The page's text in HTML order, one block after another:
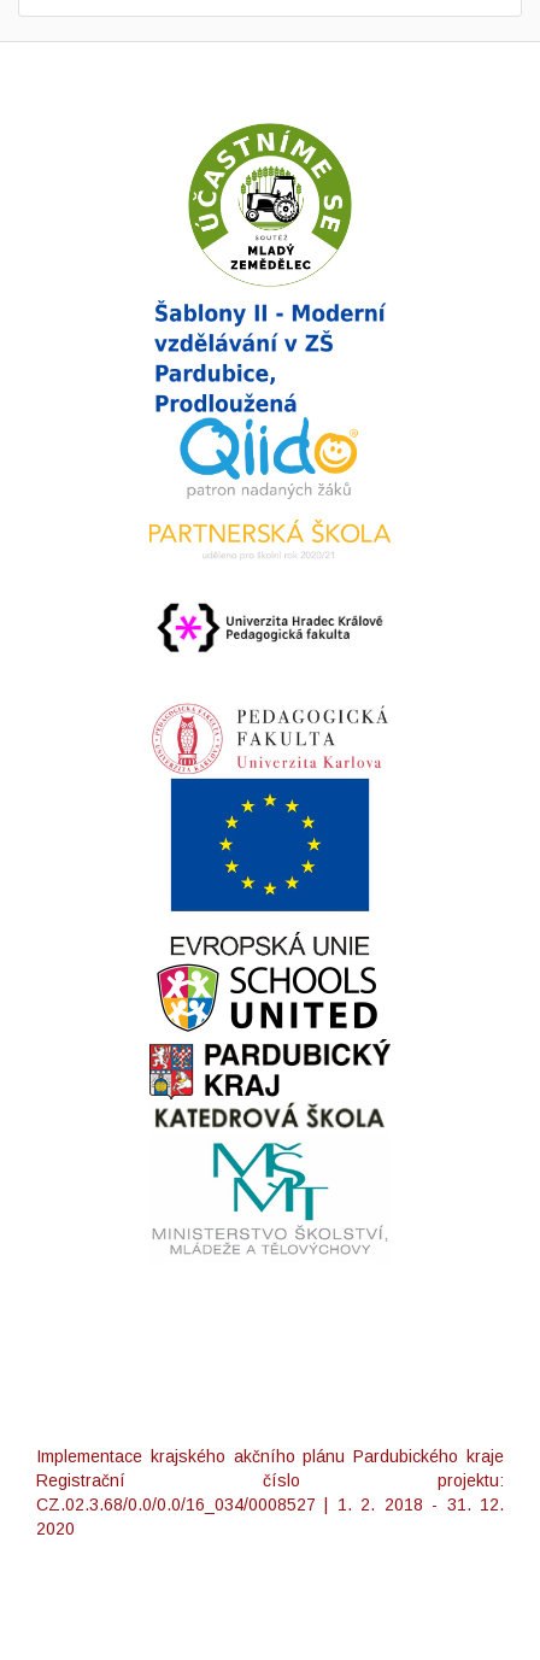
Implementace krajského akčního plánu Pardubického kraje
Registrační číslo projektu:
CZ.02.3.68/0.0/0.0/16_034/0008527 | 1. 2. 2018 - 31. 12.
2020